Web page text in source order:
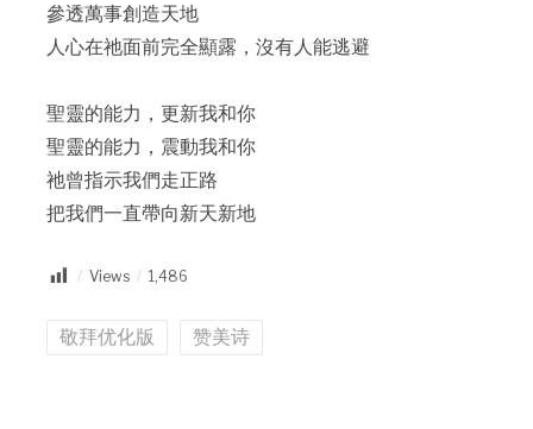
參透萬事創造天地
人心在祂面前完全顯露，沒有人能逃避
聖靈的能力，更新我和你
聖靈的能力，震動我和你
祂曾指示我們走正路
把我們一直帶向新天新地
Views 1,486
敬拜优化版 赞美诗